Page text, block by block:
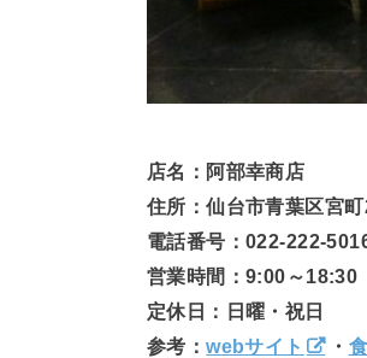
店名：阿部幸商店
住所：仙台市青葉区宮
電話番号：022-222-
営業時間：9:00～18:30
定休日：日曜・祝日
参考：webサイト ・